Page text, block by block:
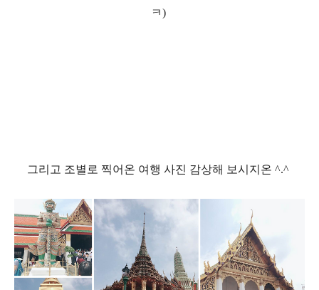
ㅋ)
그리고 조별로 찍어온 여행 사진 감상해 보시지온 ^.^